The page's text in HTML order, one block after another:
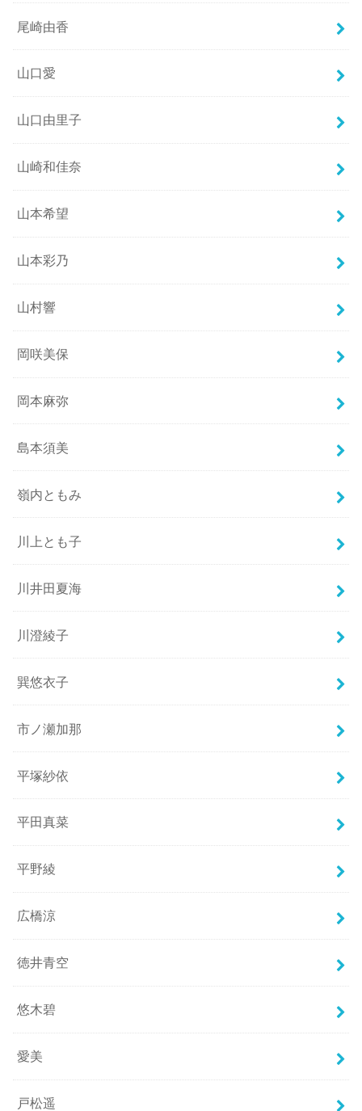
尾崎由香
山口愛
山口由里子
山崎和佳奈
山本希望
山本彩乃
山村響
岡咲美保
岡本麻弥
島本須美
嶺内ともみ
川上とも子
川井田夏海
川澄綾子
巽悠衣子
市ノ瀬加那
平塚紗依
平田真菜
平野綾
広橋涼
徳井青空
悠木碧
愛美
戸松遥